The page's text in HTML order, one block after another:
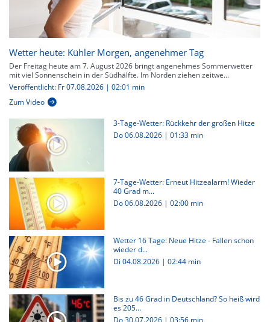
Wetter heute: Kühler Morgen, angenehmer Tag
Der Freitag heute am 7. August 2026 bringt angenehmes Sommerwetter
mit viel Sonnenschein in der Südhälfte. Im Norden ziehen zeitwe...
Veröffentlicht: Fr 07.08.2026 | 02:01 min
Zum Video
3-Tage-Wetter: Rückkehr der großen Hitze
Do 06.08.2026 | 01:33 min
7-Tage-Wetter: Erneut Hitzealarm! Wieder
40 Grad m...
Do 06.08.2026 | 02:00 min
Wetter 16 Tage: Neue Hitze - Fallen schon
wieder d...
Di 04.08.2026 | 02:44 min
Bis zu 46 Grad in Deutschland? So heiß wird
es 205...
Do 30.07.2026 | 03:56 min